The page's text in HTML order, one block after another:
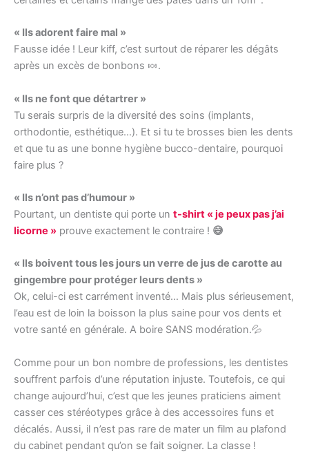
« Ils adorent faire mal »
Fausse idée ! Leur kiff, c’est surtout de réparer les dégâts
après un excès de bonbons 🍬.
« Ils ne font que détartrer »
Tu serais surpris de la diversité des soins (implants,
orthodontie, esthétique…). Et si tu te brosses bien les dents
et que tu as une bonne hygiène bucco-dentaire, pourquoi
faire plus ?
« Ils n’ont pas d’humour »
Pourtant, un dentiste qui porte un t-shirt « je peux pas j’ai
licorne » prouve exactement le contraire ! 😅
« Ils boivent tous les jours un verre de jus de carotte au
gingembre pour protéger leurs dents »
Ok, celui-ci est carrément inventé… Mais plus sérieusement,
l’eau est de loin la boisson la plus saine pour vos dents et
votre santé en générale. A boire SANS modération.💦
Comme pour un bon nombre de professions, les dentistes
souffrent parfois d’une réputation injuste. Toutefois, ce qui
change aujourd’hui, c’est que les jeunes praticiens aiment
casser ces stéréotypes grâce à des accessoires funs et
décalés. Aussi, il n’est pas rare de mater un film au plafond
du cabinet pendant qu’on se fait soigner. La classe !